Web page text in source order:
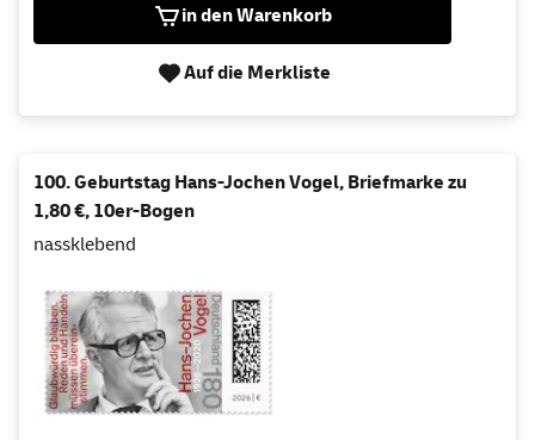
in den Warenkorb
Auf die Merkliste
100. Geburtstag Hans-Jochen Vogel, Briefmarke zu
1,80 €, 10er-Bogen
nassklebend